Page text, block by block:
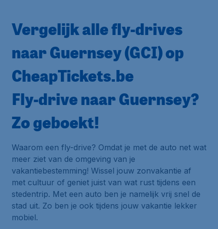
Vergelijk alle fly-drives
naar Guernsey (GCI) op
CheapTickets.be
Fly-drive naar Guernsey?
Zo geboekt!
Waarom een fly-drive? Omdat je met de auto net wat
meer ziet van de omgeving van je
vakantiebestemming! Wissel jouw zonvakantie af
met cultuur of geniet juist van wat rust tijdens een
stedentrip. Met een auto ben je namelijk vrij snel de
stad uit. Zo ben je ook tijdens jouw vakantie lekker
mobiel.